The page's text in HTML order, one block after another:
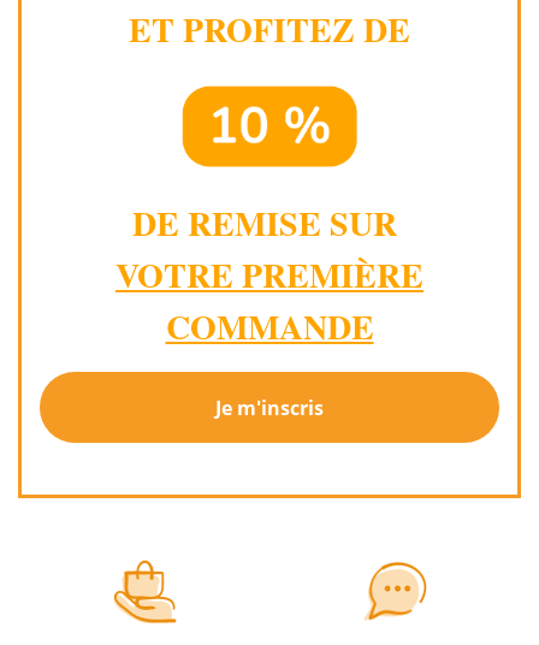
ET PROFITEZ DE
DE REMISE SUR
VOTRE PREMIÈRE
COMMANDE
Je m'inscris